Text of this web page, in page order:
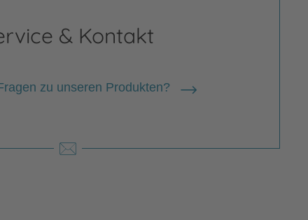
& Kontakt
zu unseren Produkten?